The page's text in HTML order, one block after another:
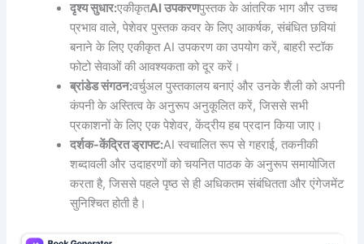
दृश्य सुधार:एकीकृतAI उपकरणपुस्तक के आंतरिक भाग और उच्च
प्रभाव वाले, पेशेवर पुस्तक कवर के लिए आकर्षक, संबंधित छवियां
बनाने के लिए एकीकृत AI उपकरण का उपयोग करें, बाहरी स्टॉक
फोटो सेवाओं की आवश्यकता को दूर करें।
ब्रांडेड संगठन:वर्चुअल पुस्तकालय बनाएं और उनके शैली को अपनी
कंपनी के अस्तित्व के अनुरूप अनुकूलित करें, जिससे सभी
प्रकाशनों के लिए एक पेशेवर, केंद्रीय हब प्रदान किया जाए।
दर्शक-केंद्रित ड्राफ्ट:AI स्वचालित रूप से गहराई, तकनीकी
शब्दावली और उदाहरणों को चयनित पाठक के अनुरूप समायोजित
करता है, जिससे पहले पृष्ठ से ही अधिकतम संबंधितता और एंगेजमेंट
सुनिश्चित होती है।